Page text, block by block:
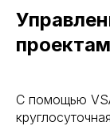
С помощью